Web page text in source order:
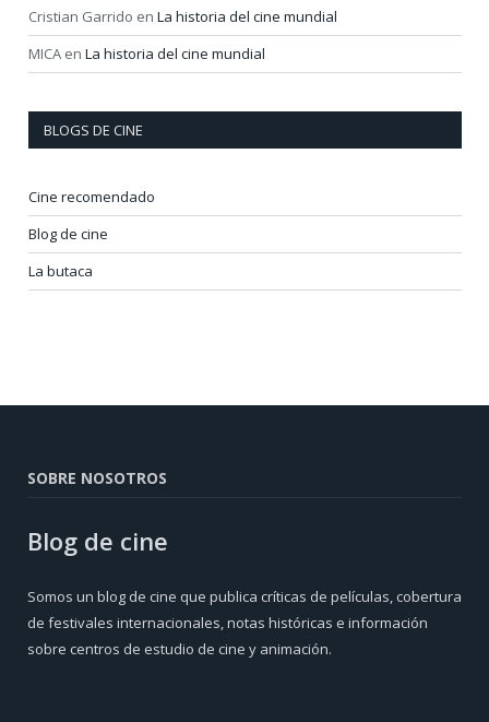
Cristian Garrido en La historia del cine mundial
MICA en La historia del cine mundial
BLOGS DE CINE
Cine recomendado
Blog de cine
La butaca
SOBRE NOSOTROS
Blog de cine
Somos un blog de cine que publica críticas de películas, cobertura
de festivales internacionales, notas históricas e información
sobre centros de estudio de cine y animación.